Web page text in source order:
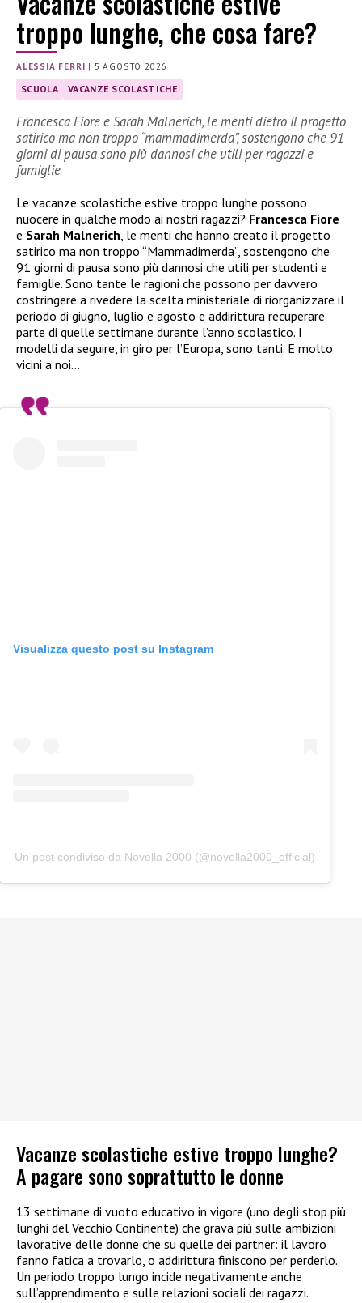
troppo lunghe, che cosa fare?
ALESSIA FERRI | 5 AGOSTO 2026
SCUOLA VACANZE SCOLASTICHE
Francesca Fiore e Sarah Malnerich, le menti dietro il progetto
satirico ma non troppo “mammadimerda”, sostengono che 91
giorni di pausa sono più dannosi che utili per ragazzi e
famiglie
Le vacanze scolastiche estive troppo lunghe possono
nuocere in qualche modo ai nostri ragazzi? Francesca Fiore
e Sarah Malnerich , le menti che hanno creato il progetto
satirico ma non troppo “Mammadimerda”, sostengono che
91 giorni di pausa sono più dannosi che utili per studenti e
famiglie. Sono tante le ragioni che possono per davvero
costringere a rivedere la scelta ministeriale di riorganizzare il
periodo di giugno, luglio e agosto e addirittura recuperare
parte di quelle settimane durante l’anno scolastico. I
modelli da seguire, in giro per l’Europa, sono tanti. E molto
vicini a noi…
Visualizza questo post su Instagram
Un post condiviso da Novella 2000 (@novella2000_official)
Vacanze scolastiche estive troppo lunghe?
A pagare sono soprattutto le donne
13 settimane di vuoto educativo in vigore (uno degli stop più
lunghi del Vecchio Continente) che grava più sulle ambizioni
lavorative delle donne che su quelle dei partner: il lavoro
fanno fatica a trovarlo, o addirittura finiscono per perderlo.
Un periodo troppo lungo incide negativamente anche
sull’apprendimento e sulle relazioni sociali dei ragazzi.